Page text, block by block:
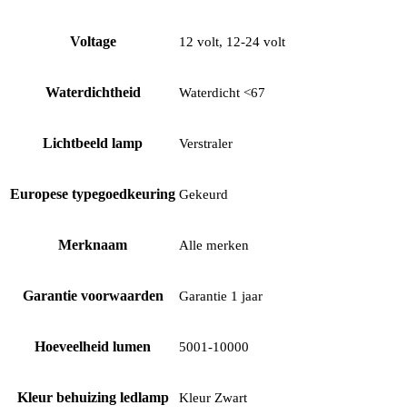
Voltage 12 volt, 12-24 volt
Waterdichtheid Waterdicht <67
Lichtbeeld lamp Verstraler
Europese typegoedkeuring Gekeurd
Merknaam Alle merken
Garantie voorwaarden Garantie 1 jaar
Hoeveelheid lumen 5001-10000
Kleur behuizing ledlamp Kleur Zwart